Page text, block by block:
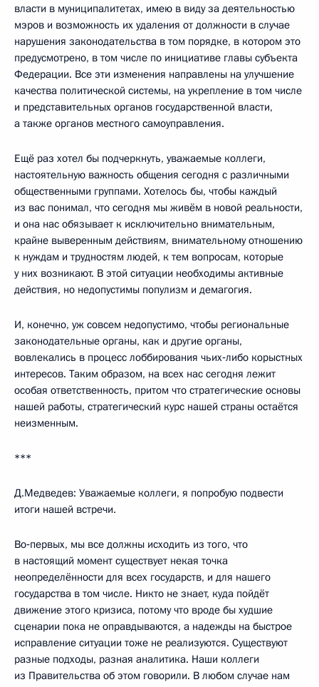
власти в муниципалитетах, имею в виду за деятельностью
мэров и возможность их удаления от должности в случае
нарушения законодательства в том порядке, в котором это
предусмотрено, в том числе по инициативе главы субъекта
Федерации. Все эти изменения направлены на улучшение
качества политической системы, на укрепление в том числе
и представительных органов государственной власти,
а также органов местного самоуправления.
Ещё раз хотел бы подчеркнуть, уважаемые коллеги,
настоятельную важность общения сегодня с различными
общественными группами. Хотелось бы, чтобы каждый
из вас понимал, что сегодня мы живём в новой реальности,
и она нас обязывает к исключительно внимательным,
крайне выверенным действиям, внимательному отношению
к нуждам и трудностям людей, к тем вопросам, которые
у них возникают. В этой ситуации необходимы активные
действия, но недопустимы популизм и демагогия.
И, конечно, уж совсем недопустимо, чтобы региональные
законодательные органы, как и другие органы,
вовлекались в процесс лоббирования чьих‑либо корыстных
интересов. Таким образом, на всех нас сегодня лежит
особая ответственность, притом что стратегические основы
нашей работы, стратегический курс нашей страны остаётся
неизменным.
***
Д.Медведев: Уважаемые коллеги, я попробую подвести
итоги нашей встречи.
Во‑первых, мы все должны исходить из того, что
в настоящий момент существует некая точка
неопределённости для всех государств, и для нашего
государства в том числе. Никто не знает, куда пойдёт
движение этого кризиса, потому что вроде бы худшие
сценарии пока не оправдываются, а надежды на быстрое
исправление ситуации тоже не реализуются. Существуют
разные подходы, разная аналитика. Наши коллеги
из Правительства об этом говорили. В любом случае нам